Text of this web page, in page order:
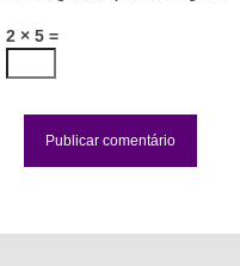
2 × 5 =